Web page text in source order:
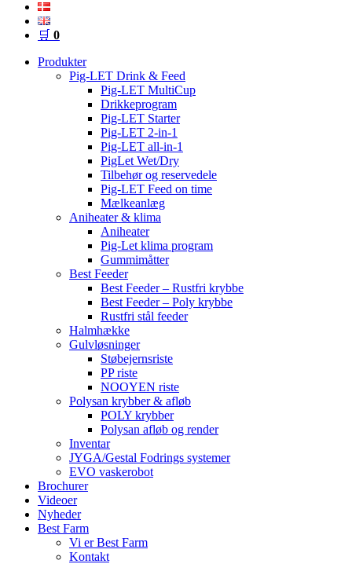
🛒 0
Produkter
Pig-LET Drink & Feed
Pig-LET MultiCup
Drikkeprogram
Pig-LET Starter
Pig-LET 2-in-1
Pig-LET all-in-1
PigLet Wet/Dry
Tilbehør og reservedele
Pig-LET Feed on time
Mælkeanlæg
Aniheater & klima
Aniheater
Pig-Let klima program
Gummimåtter
Best Feeder
Best Feeder – Rustfri krybbe
Best Feeder – Poly krybbe
Rustfri stål feeder
Halmhække
Gulvløsninger
Støbejernsriste
PP riste
NOOYEN riste
Polysan krybber & afløb
POLY krybber
Polysan afløb og render
Inventar
JYGA/Gestal Fodrings systemer
EVO vaskerobot
Brochurer
Videoer
Nyheder
Best Farm
Vi er Best Farm
Kontakt